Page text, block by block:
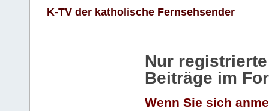
K-TV der katholische Fernsehsender
Nur
Beiträge im
Wenn Sie sich